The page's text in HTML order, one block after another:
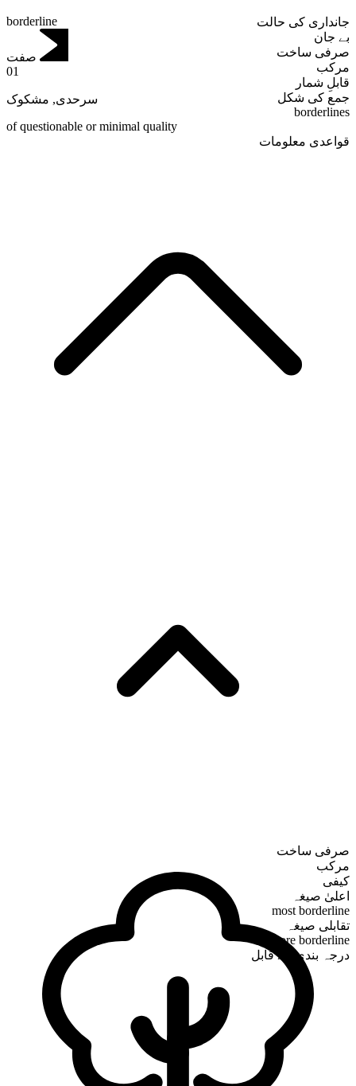
جانداری کی حالت
بے جان
صرفی ساخت
مرکب
قابلِ شمار
جمع کی شکل
borderlines
borderline
صفت
01
سرحدی, مشکوک
of questionable or minimal quality
قواعدی معلومات
صرفی ساخت
مرکب
کیفی
اعلیٰ صیغہ
most borderline
تقابلی صیغہ
more borderline
درجہ بندی کے قابل